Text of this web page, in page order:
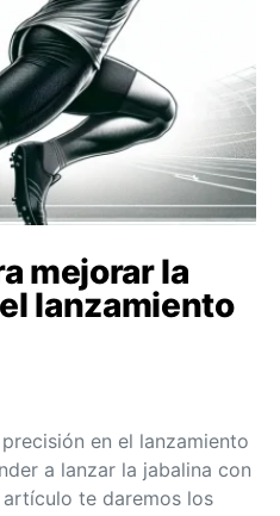
mejorar la
lanzamiento
en el lanzamiento
a lanzar la jabalina con
te daremos los